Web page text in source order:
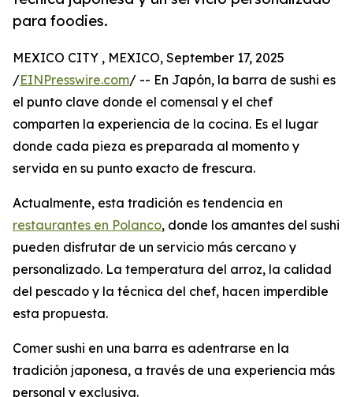
para foodies.
MEXICO CITY , MEXICO, September 17, 2025
/EINPresswire.com/ -- En Japón, la barra de sushi es
el punto clave donde el comensal y el chef
comparten la experiencia de la cocina. Es el lugar
donde cada pieza es preparada al momento y
servida en su punto exacto de frescura.
Actualmente, esta tradición es tendencia en
restaurantes en Polanco, donde los amantes del sushi
pueden disfrutar de un servicio más cercano y
personalizado. La temperatura del arroz, la calidad
del pescado y la técnica del chef, hacen imperdible
esta propuesta.
Comer sushi en una barra es adentrarse en la
tradición japonesa, a través de una experiencia más
personal y exclusiva.